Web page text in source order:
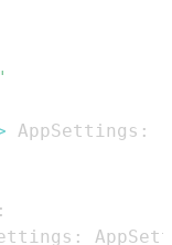
AppSettings :
:
: